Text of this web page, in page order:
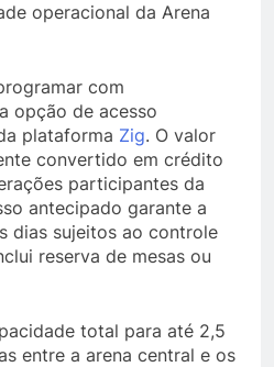
operacional da Arena
com
opção de acesso
plataforma Zig. O valor
convertido em crédito
participantes da
antecipado garante a
dias sujeitos ao controle
reserva de mesas ou
total para até 2,5
entre a arena central e os